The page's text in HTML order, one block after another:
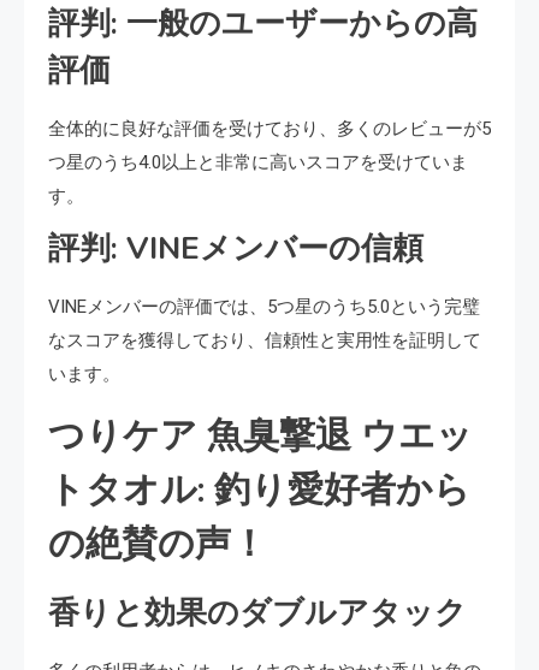
評判: 一般のユーザーからの高
評価
全体的に良好な評価を受けており、多くのレビューが5
つ星のうち4.0以上と非常に高いスコアを受けていま
す。
評判: VINEメンバーの信頼
VINEメンバーの評価では、5つ星のうち5.0という完璧
なスコアを獲得しており、信頼性と実用性を証明して
います。
つりケア 魚臭撃退 ウエッ
トタオル: 釣り愛好者から
の絶賛の声！
香りと効果のダブルアタック